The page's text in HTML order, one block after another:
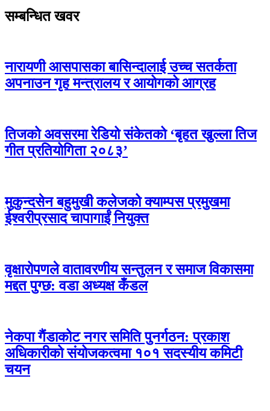
सम्बन्धित खवर
नारायणी आसपासका बासिन्दालाई उच्च सतर्कता
अपनाउन गृह मन्त्रालय र आयोगको आग्रह
तिजको अवसरमा रेडियो संकेतको ‘बृहत खुल्ला तिज
गीत प्रतियोगिता २०८३’
मुकुन्दसेन बहुमुखी कलेजको क्याम्पस प्रमुखमा
ईश्वरीप्रसाद चापागाईं नियुक्त
वृक्षारोपणले वातावरणीय सन्तुलन र समाज विकासमा
मद्दत पुग्छ: वडा अध्यक्ष कँडल
नेकपा गैंडाकोट नगर समिति पुनर्गठन: प्रकाश
अधिकारीको संयोजकत्वमा १०१ सदस्यीय कमिटी
चयन